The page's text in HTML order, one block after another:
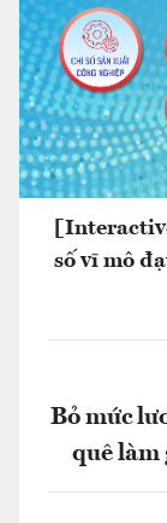
số vĩ mô
Bỏ mức
quê làm